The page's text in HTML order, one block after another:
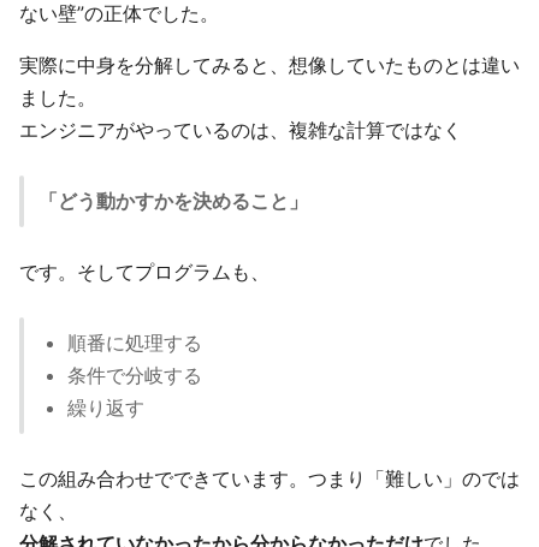
ない壁”の正体でした。
実際に中身を分解してみると、想像していたものとは違い
ました。
エンジニアがやっているのは、複雑な計算ではなく
「どう動かすかを決めること」
です。そしてプログラムも、
順番に処理する
条件で分岐する
繰り返す
この組み合わせでできています。つまり「難しい」のでは
なく、